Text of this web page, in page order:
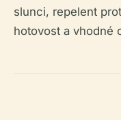
slunci, repelent
hotovost a vhodné